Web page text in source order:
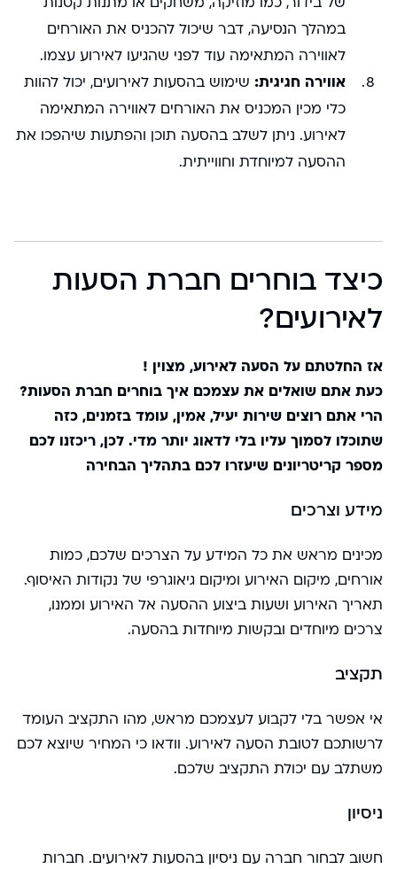
במהלך הנסיעה, דבר שיכול להכניס את האורחים
לאווירה המתאימה עוד לפני שהגיעו לאירוע עצמו.
אווירה חגיגית: שימוש בהסעות לאירועים, יכול להוות
כלי מכין המכניס את האורחים לאווירה המתאימה
לאירוע. ניתן לשלב בהסעה תוכן והפתעות שיהפכו את
ההסעה למיוחדת וחווייתית.
כיצד בוחרים חברת הסעות
לאירועים?
אז החלטתם על הסעה לאירוע, מצוין !
כעת אתם שואלים את עצמכם איך בוחרים חברת הסעות?
הרי אתם רוצים שירות יעיל, אמין, עומד בזמנים, כזה
שתוכלו לסמוך עליו בלי לדאוג יותר מדי. לכן, ריכזנו לכם
מספר קריטריונים שיעזרו לכם בתהליך הבחירה
מידע וצרכים
מכינים מראש את כל המידע על הצרכים שלכם, כמות
אורחים, מיקום האירוע ומיקום גיאוגרפי של נקודות האיסוף.
תאריך האירוע ושעות ביצוע ההסעה אל האירוע וממנו,
צרכים מיוחדים ובקשות מיוחדות בהסעה.
תקציב
אי אפשר בלי לקבוע לעצמכם מראש, מהו התקציב העומד
לרשותכם לטובת הסעה לאירוע. וודאו כי המחיר שיוצא לכם
משתלב עם יכולת התקציב שלכם.
ניסיון
חשוב לבחור חברה עם ניסיון בהסעות לאירועים. חברות